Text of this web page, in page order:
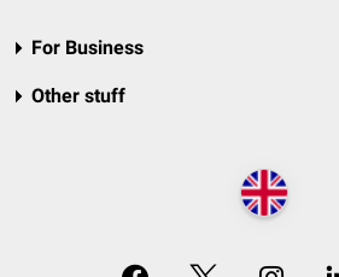
For Business
Other stuff